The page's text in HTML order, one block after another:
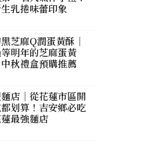
乳捲味蕾印象
芝麻Q潤蛋黃酥｜
明年的芝麻蛋黃
秋禮盒預購推薦
店｜從花蓮市區開
划算！吉安鄉必吃
最強麵店